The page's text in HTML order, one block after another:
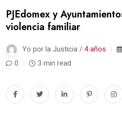
PJEdomex y
violencia familiar
Yo por la Justicia / 4 años
0
3 min read